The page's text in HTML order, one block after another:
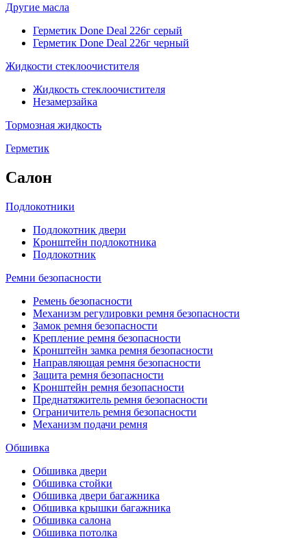
Другие масла
Герметик Done Deal 226г серый
Герметик Done Deal 226г черный
Жидкости стеклоочистителя
Жидкость стеклоочистителя
Незамерзайка
Тормозная жидкость
Герметик
Салон
Подлокотники
Подлокотник двери
Кронштейн подлокотника
Подлокотник
Ремни безопасности
Ремень безопасности
Механизм регулировки ремня безопасности
Замок ремня безопасности
Крепление ремня безопасности
Кронштейн замка ремня безопасности
Направляющая ремня безопасности
Защита ремня безопасности
Кронштейн ремня безопасности
Преднатяжитель ремня безопасности
Ограничитель ремня безопасности
Механизм подачи ремня
Обшивка
Обшивка двери
Обшивка стойки
Обшивка двери багажника
Обшивка крышки багажника
Обшивка салона
Обшивка потолка